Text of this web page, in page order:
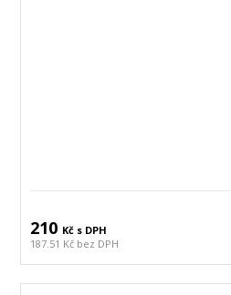
210 Kč s DPH
187.51 Kč bez DPH